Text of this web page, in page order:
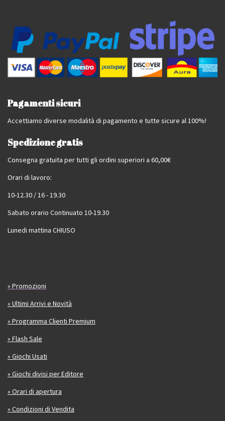
Pagamenti sicuri
Accettiamo diverse modalità di pagamento e tutte sicure al 100%!
Spedizione gratis
Consegna gratuita per tutti gli ordini superiori a 60,00€
Orari di lavoro:
10-12.30 / 16 - 19.30
Sabato orario Continuato 10-19.30
Lunedi mattina CHIUSO
» Promozioni
» Ultimi Arrivi e Novità
» Programma Clienti Premium
» Flash Sale
» Giochi Usati
» Giochi divisi per Editore
» Orari di apertura
» Condizioni di Vendita